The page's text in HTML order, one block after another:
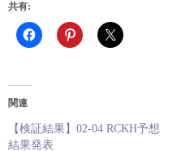
共有:
関連
【検証結果】02-04 RCKH予想
結果発表